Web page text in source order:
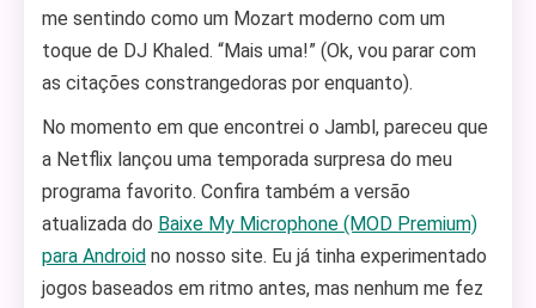
me sentindo como um Mozart moderno com um
toque de DJ Khaled. “Mais uma!” (Ok, vou parar com
as citações constrangedoras por enquanto).
No momento em que encontrei o Jambl, pareceu que
a Netflix lançou uma temporada surpresa do meu
programa favorito. Confira também a versão
atualizada do Baixe My Microphone (MOD Premium)
para Android no nosso site. Eu já tinha experimentado
jogos baseados em ritmo antes, mas nenhum me fez